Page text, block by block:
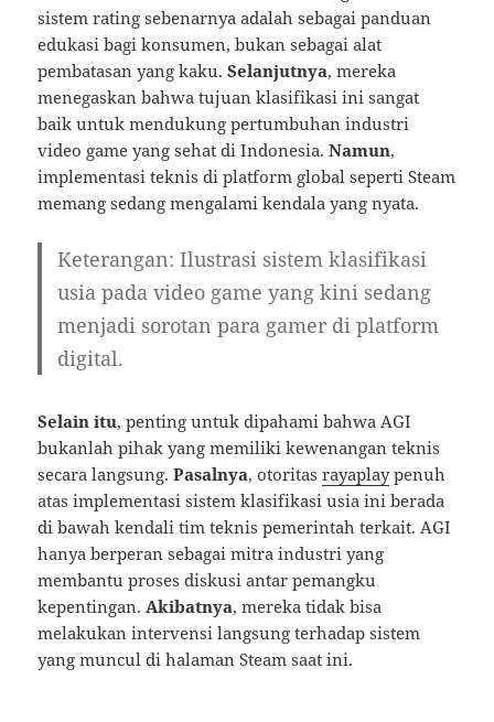
sistem rating sebenarnya adalah sebagai panduan
edukasi bagi konsumen, bukan sebagai alat
pembatasan yang kaku.Selanjutnya, mereka
menegaskan bahwa tujuan klasifikasi ini sangat
baik untuk mendukung pertumbuhan industri
video game yang sehat di Indonesia.Namun,
implementasi teknis di platform global seperti Steam
memang sedang mengalami kendala yang nyata.
Keterangan: Ilustrasi sistem klasifikasi
usia pada video game yang kini sedang
menjadi sorotan para gamer di platform
digital.
Selain itu, penting untuk dipahami bahwa AGI
bukanlah pihak yang memiliki kewenangan teknis
secara langsung.Pasalnya, otoritasrayaplaypenuh
atas implementasi sistem klasifikasi usia ini berada
di bawah kendali tim teknis pemerintah terkait. AGI
hanya berperan sebagai mitra industri yang
membantu proses diskusi antar pemangku
kepentingan.Akibatnya, mereka tidak bisa
melakukan intervensi langsung terhadap sistem
yang muncul di halaman Steam saat ini.